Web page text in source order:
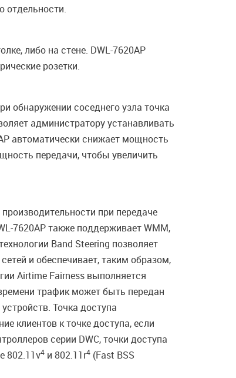
отдельности.
либо на стене. DWL-7620AP
розетки.
обнаружении соседнего узла точка
администратору устанавливать
автоматически снижает мощность
передачи, чтобы увеличить
при передаче
7620AP также поддерживает WMM,
Band Steering позволяет
и обеспечивает, таким образом,
Airtime Fairness выполняется
трафик может быть передан
Точка доступа
клиентов к точке доступа, если
серии DWC, точки доступа
802.11v4 и 802.11r4 (Fast BSS